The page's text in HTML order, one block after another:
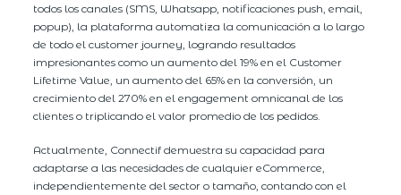
todos los canales (SMS, Whatsapp, notificaciones push, email,
popup), la plataforma automatiza la comunicación a lo largo
de todo el customer journey, logrando resultados
impresionantes como un aumento del 19% en el Customer
Lifetime Value, un aumento del 65% en la conversión, un
crecimiento del 270% en el engagement omnicanal de los
clientes o triplicando el valor promedio de los pedidos.
Actualmente, Connectif demuestra su capacidad para
adaptarse a las necesidades de cualquier eCommerce,
independientemente del sector o tamaño, contando con el